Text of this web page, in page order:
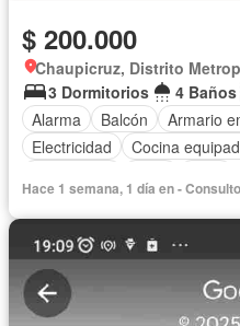
$ 200.000
Chaupicruz, Distrito
3 Dormitorios
4 Baños
Alarma
Balcón Armario
Electricidad
Cocina
Garita de guardianía
Hace 1 semana, 1 día en -